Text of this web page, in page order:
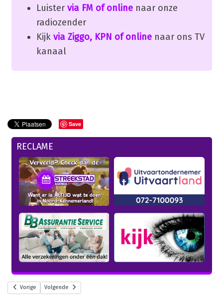
Luister via FM of onlinenaar onze
radiozender
Kijk via Ziggo, KPN of onlinenaar ons TV
kanaal
Save
RECLAME
Vorige Volgende